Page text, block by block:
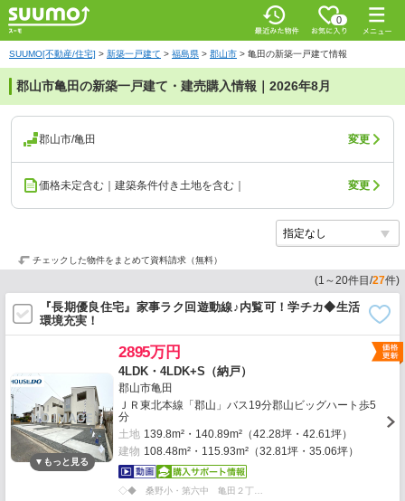
0
SUUMO[不動産/住宅] > 新築一戸建て > 福島県 > 郡山市 > 亀田の新築一戸建て情報
郡山市亀田の新築一戸建て・建売購入情報｜2026年8月
郡山市/亀田 変更
価格未定含む｜建築条件付き土地を含む｜ 変更
チェックした物件をまとめて資料請求（無料）
(1 ～20件目/27件)
『長期優良住宅』家事ラク回遊動線♪内覧可！学チカ◆生活
環境充実！
2895万円
4LDK・4LDK+S（納戸）
郡山市亀田
ＪＲ東北本線「郡山」バス19分郡山ビッグハート歩5
分
土地 139.8m²・140.89m²（42.28坪・42.61坪）
建物 108.48m²・115.93m²（32.81坪・35.06坪）
◇◆ 桑野小・第六中 亀田２丁…